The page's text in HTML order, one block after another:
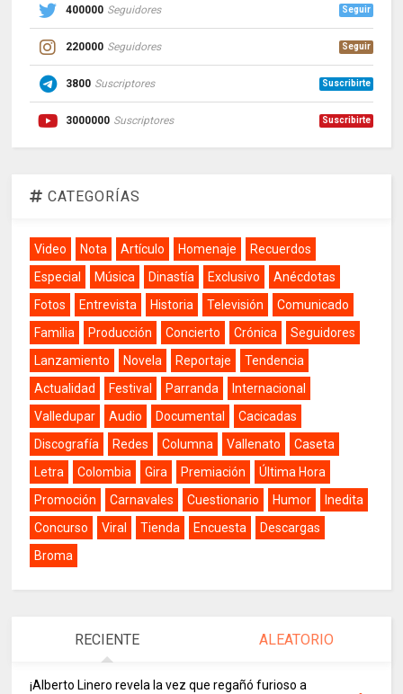
400000 Seguidores Seguir
220000 Seguidores Seguir
3800 Suscriptores Suscribirte
3000000 Suscriptores Suscribirte
CATEGORÍAS
Video Nota Artículo Homenaje
Recuerdos
Especial
Música Dinastía Exclusivo
Anécdotas
Fotos
Entrevista Historia Televisión
Comunicado
Familia
Producción Concierto Crónica
Seguidores
Lanzamiento
Novela Reportaje
Tendencia
Actualidad
Festival Parranda
Internacional
Valledupar
Audio Documental
Cacicadas
Discografía
Redes Columna Vallenato
Caseta
Letra
Colombia Gira Premiación
Última Hora
Promoción
Carnavales Cuestionario Humor
Inedita
Concurso
Viral Tienda Encuesta
Descargas
Broma
RECIENTE ALEATORIO
¡Alberto Linero revela la vez que regañó furioso a